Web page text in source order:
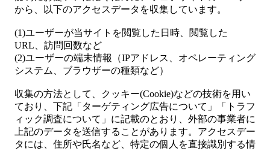
から、以下のアクセスデータを収集しています。
(1)ユーザーが当サイトを閲覧した日時、閲覧した
URL、訪問回数など
(2)ユーザーの端末情報（IPアドレス、オペレーティング
システム、ブラウザーの種類など）
収集の方法として、クッキー(Cookie)などの技術を用い
ており、下記「ターゲティング広告について」「トラフ
ィック調査について」に記載のとおり、外部の事業者に
上記のデータを送信することがあります。アクセスデー
タには、住所や氏名など、特定の個人を直接識別する情